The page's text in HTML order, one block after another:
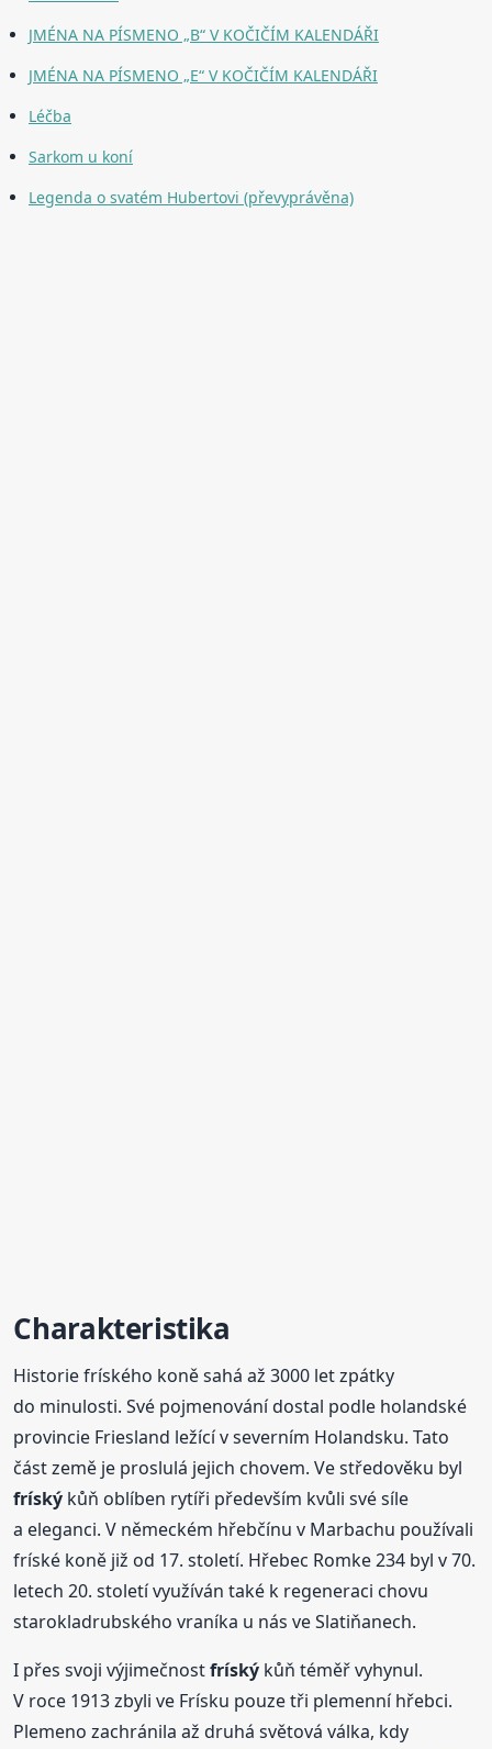
JMÉNA NA PÍSMENO „B“ V KOČIČÍM KALENDÁŘI
JMÉNA NA PÍSMENO „E“ V KOČIČÍM KALENDÁŘI
Léčba
Sarkom u koní
Legenda o svatém Hubertovi (převyprávěna)
Charakteristika
Historie fríského koně sahá až 3000 let zpátky
do minulosti. Své pojmenování dostal podle holandské
provincie Friesland ležící v severním Holandsku. Tato
část země je proslulá jejich chovem. Ve středověku byl
fríský kůň oblíben rytíři především kvůli své síle
a eleganci. V německém hřebčínu v Marbachu používali
fríské koně již od 17. století. Hřebec Romke 234 byl v 70.
letech 20. století využíván také k regeneraci chovu
starokladrubského vraníka u nás ve Slatiňanech.
I přes svoji výjimečnostfríský kůň téměř vyhynul.
V roce 1913 zbyli ve Frísku pouze tři plemenní hřebci.
Plemeno zachránila až druhá světová válka, kdy